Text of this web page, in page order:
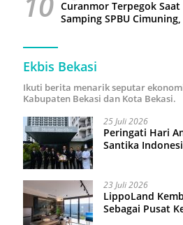
Curanmor Terpegok
Samping SPBU
Ekbis Bekasi
Ikuti berita menarik seputar
Kabupaten Bekasi dan Kota Bekasi.
25 Juli 2026
Peringati Hari
Santika
23 Juli 2026
LippoLand
Sebagai Pusat